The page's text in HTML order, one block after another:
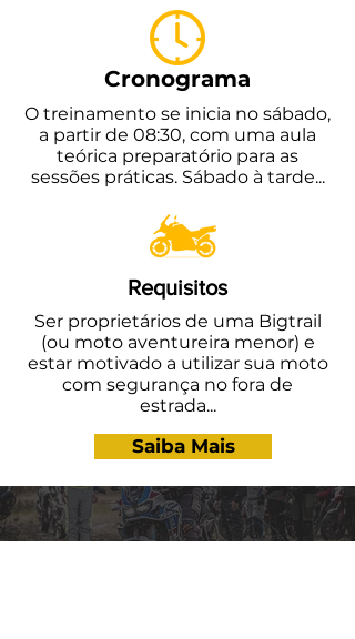
Cronograma
O treinamento se inicia no sábado,
a partir de 08:30, com uma aula
teórica preparatório para as
sessões práticas. Sábado à tarde...
Requisitos
Ser proprietários de uma Bigtrail
(ou moto aventureira menor) e
estar motivado a utilizar sua moto
com segurança no fora de
estrada...
Saiba Mais